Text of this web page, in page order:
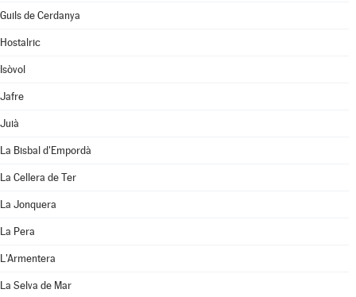
Guils de Cerdanya
Hostalric
Isòvol
Jafre
Juià
La Bisbal d'Empordà
La Cellera de Ter
La Jonquera
La Pera
L'Armentera
La Selva de Mar